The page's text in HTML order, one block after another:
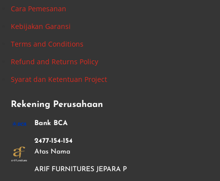
Cara Pemesanan
Kebijakan Garansi
Terms and Conditions
Refund and Returns Policy
Syarat dan Ketentuan Project
Rekening Perusahaan
Bank BCA
2477-154-154
Atas Nama
ARIF FURNITURES JEPARA P